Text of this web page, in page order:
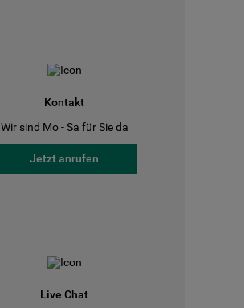
Kontakt
Wir sind Mo - Sa für Sie da
Jetzt anrufen
Live Chat